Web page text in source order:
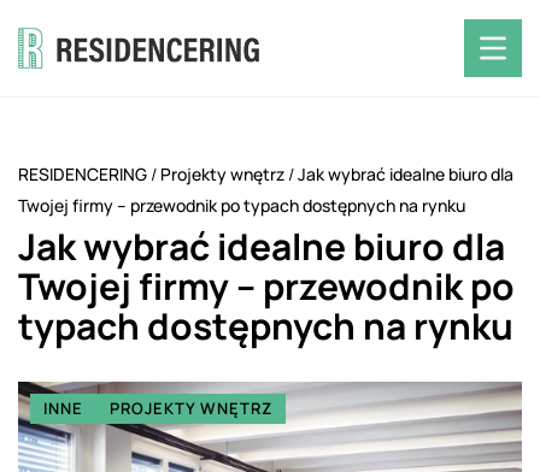
RESIDENCERING / Projekty wnętrz /Jak wybrać idealne biuro dla
Twojej firmy – przewodnik po typach dostępnych na rynku
Jak wybrać idealne biuro dla
Twojej firmy – przewodnik po
typach dostępnych na rynku
INNE PROJEKTY WNĘTRZ